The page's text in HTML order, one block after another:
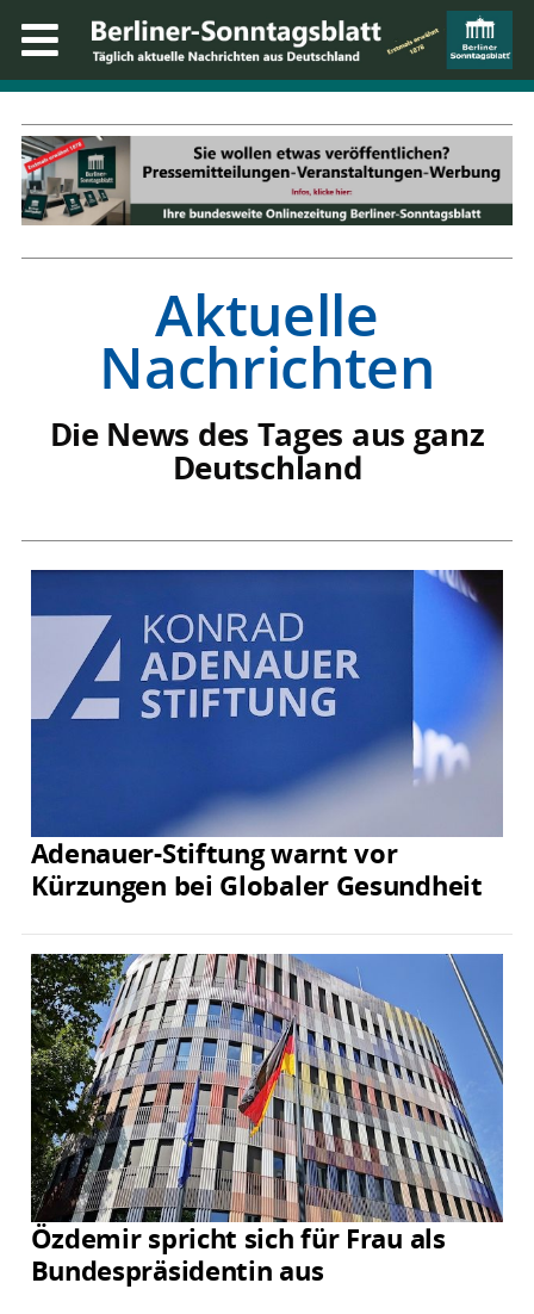
Aktuelle
Nachrichten
Die News des Tages aus ganz
Deutschland
Adenauer-Stiftung warnt vor
Kürzungen bei Globaler Gesundheit
Özdemir spricht sich für Frau als
Bundespräsidentin aus